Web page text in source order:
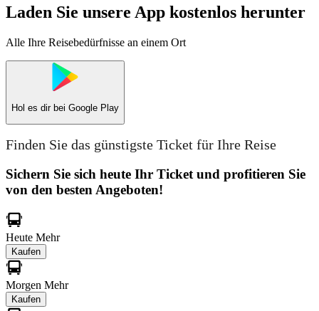
Laden Sie unsere App kostenlos herunter
Alle Ihre Reisebedürfnisse an einem Ort
Hol es dir bei Google Play
Finden Sie das günstigste Ticket für Ihre Reise
Sichern Sie sich heute Ihr Ticket und profitieren Sie
von den besten Angeboten!
Heute Mehr
Kaufen
Morgen Mehr
Kaufen